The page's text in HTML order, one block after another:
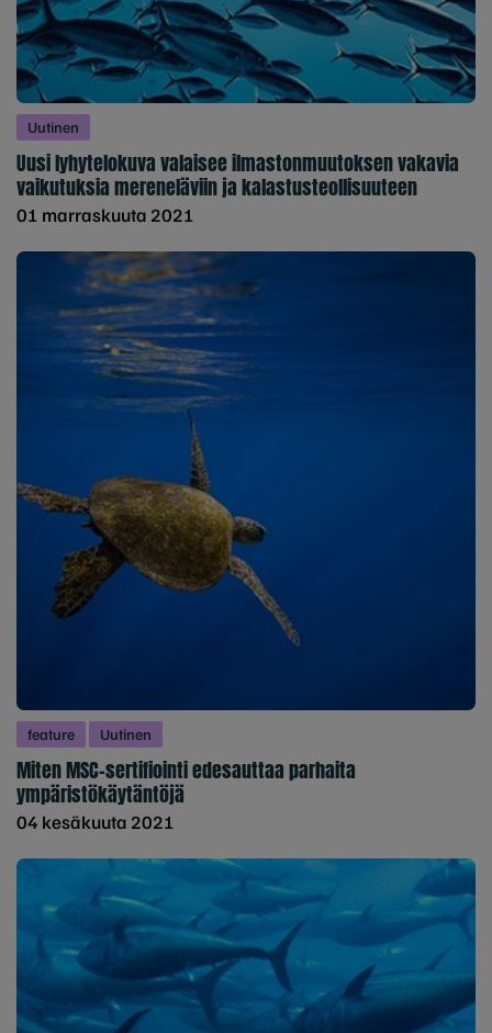
Uutinen
Uusi lyhytelokuva valaisee ilmastonmuutoksen vakavia
vaikutuksia mereneläviin ja kalastusteollisuuteen
01 marraskuuta 2021
feature Uutinen
Miten MSC-sertifiointi edesauttaa parhaita
ympäristökäytäntöjä
04 kesäkuuta 2021